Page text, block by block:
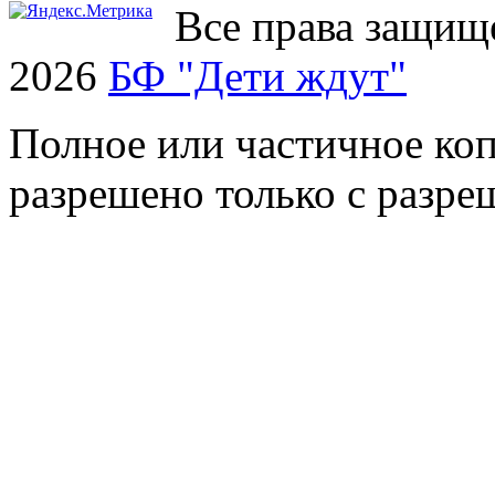
Все права
2026 БФ "Дети ждут"
Полное или частичное
разрешено только с